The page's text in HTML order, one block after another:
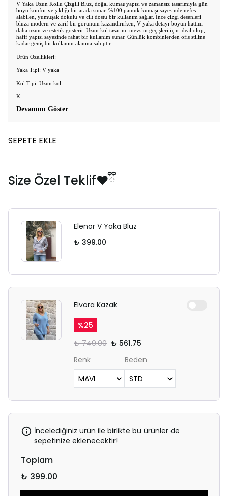
V Yaka Uzun Kollu Çizgili Bluz, doğal kumaş yapısı ve zamansız tasarımıyla gün
boyu konfor ve şıklığı bir arada sunar. %100 pamuk kumaşı sayesinde nefes
alabilen, yumuşak dokulu ve cilt dostu bir kullanım sağlar. İnce çizgi desenleri
bluza modern ve zarif bir görünüm kazandırırken, V yaka detayı boyun hattını
daha uzun ve estetik gösterir. Uzun kol tasarımı mevsim geçişleri için ideal olup,
hafif yapısı sayesinde rahat bir kullanım sunar. Günlük kombinlerden ofis stiline
kadar geniş bir kullanım alanına sahiptir.
Ürün Özellikleri:
Yaka Tipi: V yaka
Kol Tipi: Uzun kol
K
Devamını Göster
SEPETE EKLE
Size Özel Teklif❤️ྀི
Elenor V Yaka Bluz
₺ 399.00
Elvora Kazak
%25
₺ 749.00 ₺ 561.75
Renk
Beden
İncelediğiniz ürün ile birlikte bu ürünler de
sepetinize eklenecektir!
Toplam
₺ 399.00